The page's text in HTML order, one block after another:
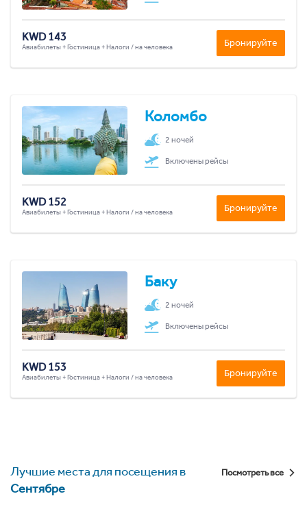
KWD 143
Авиабилеты + Гостиница + Налоги / на человека Бронируйте
Коломбо
2 ночей
Включены рейсы
KWD 152
Авиабилеты + Гостиница + Налоги / на человека Бронируйте
Баку
2 ночей
Включены рейсы
KWD 153
Авиабилеты + Гостиница + Налоги / на человека Бронируйте
Лучшие места для посещения в
Сентябре
Посмотреть все